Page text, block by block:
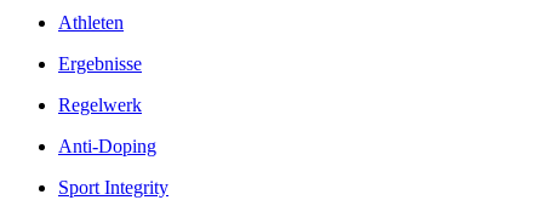
Athleten
Ergebnisse
Regelwerk
Anti-Doping
Sport Integrity